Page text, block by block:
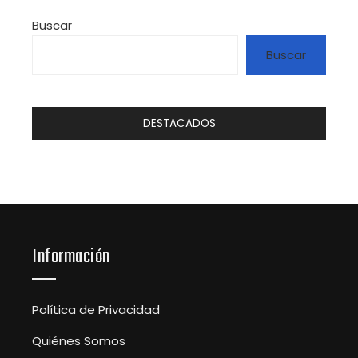
Buscar
Buscar
DESTACADOS
Información
Política de Privacidad
Quiénes Somos